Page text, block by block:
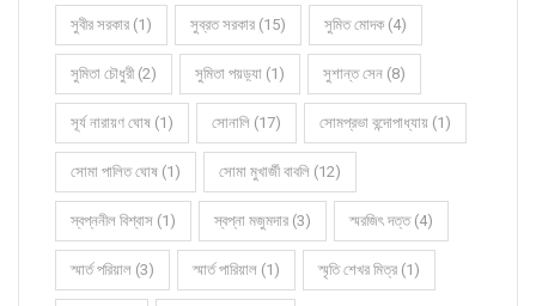
সুবীর সরকার (1) সুব্রত সরকার (15) সুমিত মোদক (4)
সুমিতা চৌধুরী (2) সুমিতা পয়ড়্যা (1) সুশান্ত সেন (8)
সূর্য নারায়ণ ঘোষ (1) সোনালি (17) সোমপ্রভা বন্দোপাধ্যায় (1)
সোমা পালিত ঘোষ (1) সোমা মুখার্জী বাবলি (12)
স্বপ্ননীল বিশ্বাস (1) স্বপ্না মজুমদার (3) স্মরজিৎ দত্ত (4)
স্মার্ত পরিয়াল (3) স্মার্ত পারিয়াল (1) স্মৃতি শেখর মিত্র (1)